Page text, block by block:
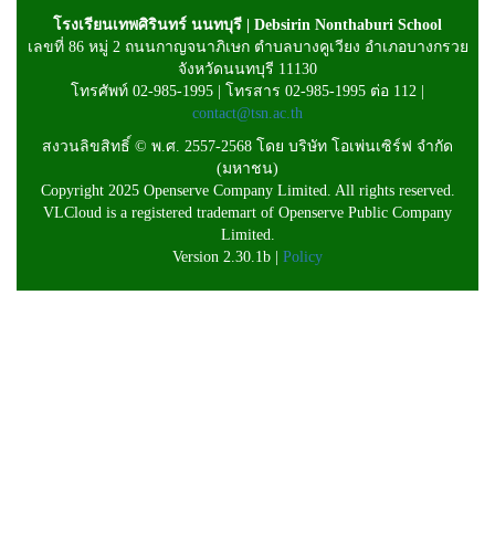
โรงเรียนเทพศิรินทร์ นนทบุรี | Debsirin Nonthaburi School
เลขที่ 86 หมู่ 2 ถนนกาญจนาภิเษก ตำบลบางคูเวียง อำเภอบางกรวย
จังหวัดนนทบุรี 11130
โทรศัพท์ 02-985-1995 | โทรสาร 02-985-1995 ต่อ 112 |
contact@tsn.ac.th
สงวนลิขสิทธิ์ © พ.ศ. 2557-2568 โดย บริษัท โอเพ่นเซิร์ฟ จำกัด
(มหาชน)
Copyright 2025 Openserve Company Limited. All rights reserved.
VLCloud is a registered trademart of Openserve Public Company
Limited.
Version 2.30.1b | Policy